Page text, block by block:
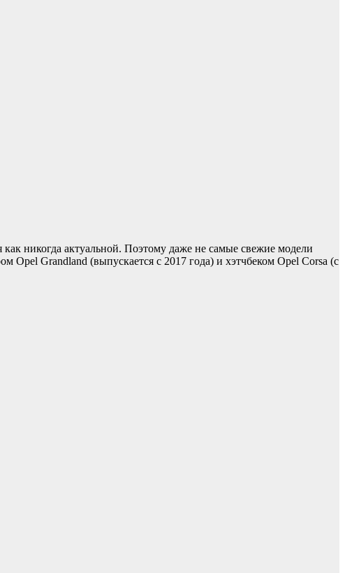
никогда актуальной. Поэтому даже не самые свежие модели
Opel Grandland (выпускается с 2017 года) и хэтчбеком Opel Corsa (с